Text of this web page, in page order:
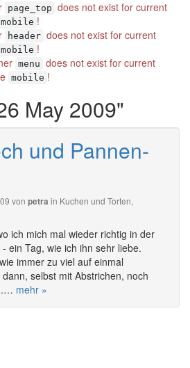
page_top does not exist for current
mobile !
header does not exist for current
mobile !
menu does not exist for current
mobile !
May 2009"
und Pannen-
von petra in Kuchen und Torten,
ich mich mal wieder richtig in der
ein Tag, wie ich ihn sehr liebe.
immer zu viel auf einmal
selbst mit Abstrichen, noch
mehr »